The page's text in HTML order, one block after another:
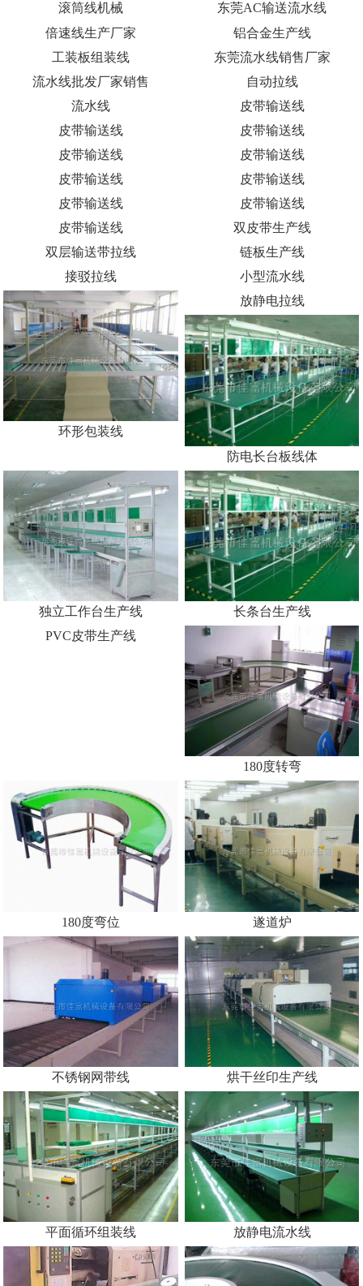
滚筒线机械
东莞AC输送流水线
倍速线生产厂家
铝合金生产线
工装板组装线
东莞流水线销售厂家
流水线批发厂家销售
自动拉线
流水线
皮带输送线
皮带输送线
皮带输送线
皮带输送线
皮带输送线
皮带输送线
皮带输送线
皮带输送线
皮带输送线
皮带输送线
双皮带生产线
双层输送带拉线
链板生产线
接驳拉线
小型流水线
环形包装线 放静电拉线
防电长台板线体 独立工作台生产线
PVC皮带生产线
180度弯位
遂道炉 不锈钢网带线
烘干丝印生产线 平面循环组装线